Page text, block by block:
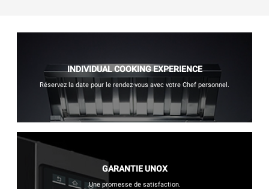
INDIVIDUAL COOKING EXPERIENCE
Réservez la date pour le rendez-vous avec votre Chef personnel.
GARANTIE UNOX
Une promesse de satisfaction.